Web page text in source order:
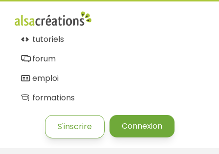
tutoriels
forum
emploi
formations
S'inscrire Connexion